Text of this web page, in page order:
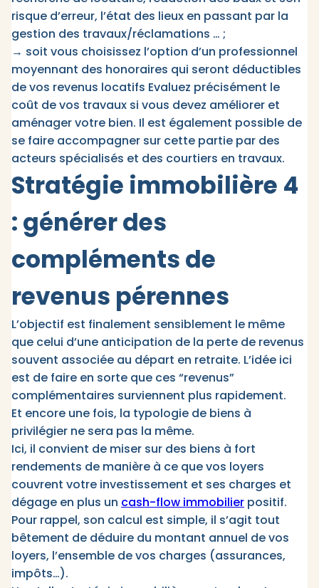
risque d’erreur, l’état des lieux en passant par la
gestion des travaux/réclamations … ;
→ soit vous choisissez l’option d’un professionnel
moyennant des honoraires qui seront déductibles
de vos revenus locatifs Evaluez précisément le
coût de vos travaux si vous devez améliorer et
aménager votre bien. Il est également possible de
se faire accompagner sur cette partie par des
acteurs spécialisés et des courtiers en travaux.
Stratégie immobilière 4
: générer des
compléments de
revenus pérennes
L’objectif est finalement sensiblement le même
que celui d’une anticipation de la perte de revenus
souvent associée au départ en retraite. L’idée ici
est de faire en sorte que ces “revenus”
complémentaires surviennent plus rapidement.
Et encore une fois, la typologie de biens à
privilégier ne sera pas la même.
Ici, il convient de miser sur des biens à fort
rendements de manière à ce que vos loyers
couvrent votre investissement et ses charges et
dégage en plus un cash-flow immobilier positif.
Pour rappel, son calcul est simple, il s’agit tout
bêtement de déduire du montant annuel de vos
loyers, l’ensemble de vos charges (assurances,
impôts…).